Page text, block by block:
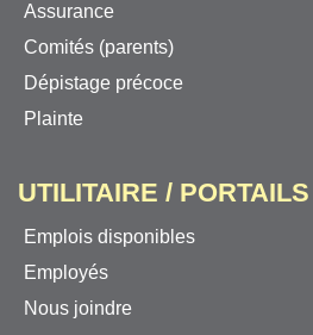
Assurance
Comités (parents)
Dépistage précoce
Plainte
UTILITAIRE / PORTAILS
Emplois disponibles
Employés
Nous joindre